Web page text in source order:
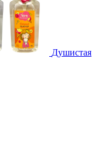
Душистая